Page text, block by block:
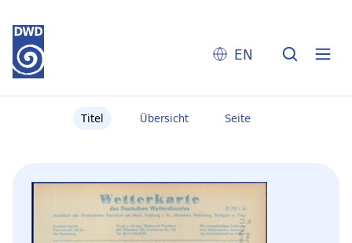
EN
Titel Übersicht Seite